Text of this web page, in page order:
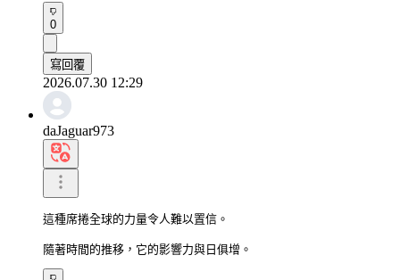
0
寫回覆
2026.07.30 12:29
daJaguar973
這種席捲全球的力量令人難以置信。
隨著時間的推移，它的影響力與日俱增。